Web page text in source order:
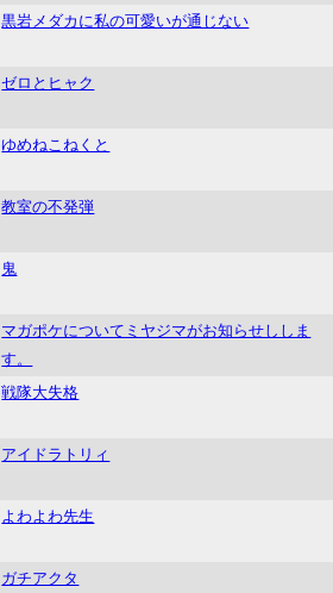
黒岩メダカに私の可愛いが通じない
ゼロとヒャク
ゆめねこねくと
教室の不発弾
鬼
マガポケについてミヤジマがお知らせししま
す。
戦隊大失格
アイドラトリィ
よわよわ先生
ガチアクタ